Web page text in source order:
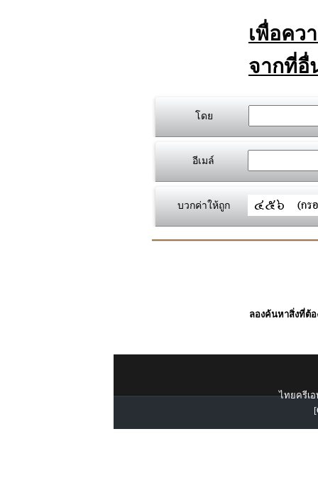
เพื่อคว
จากที่อื่
โดย
อีเมล์
บวกค่าให้ถูก
ลองค้นหาสิ่งที่ต้อ
ไทยครีเอ
[